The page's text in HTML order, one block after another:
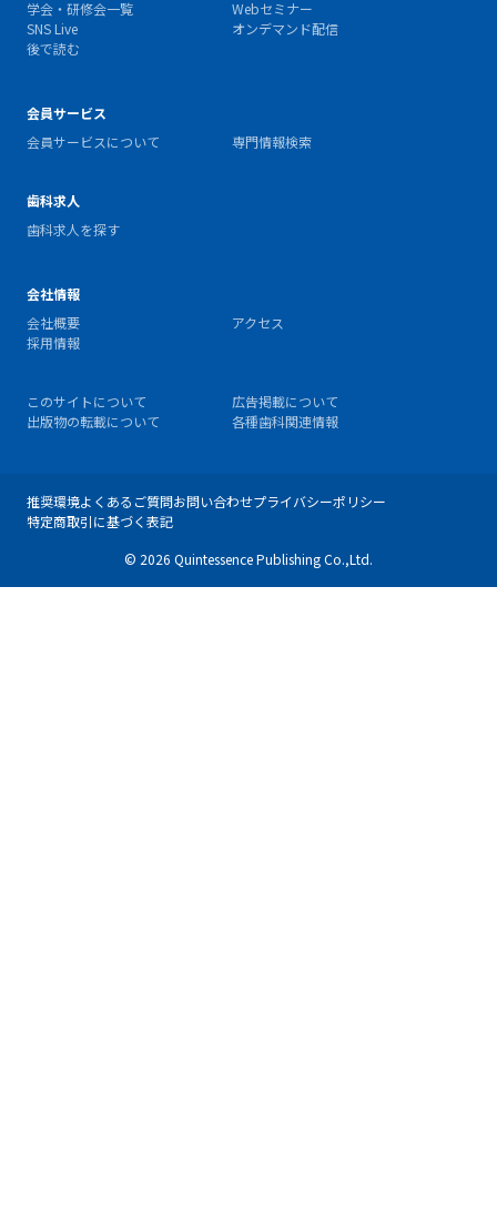
学会・研修会一覧
Webセミナー
SNS Live
オンデマンド配信
後で読む
会員サービス
会員サービスについて
専門情報検索
歯科求人
歯科求人を探す
会社情報
会社概要
アクセス
採用情報
このサイトについて
広告掲載について
出版物の転載について
各種歯科関連情報
推奨環境よくあるご質問お問い合わせプライバシーポリシー
特定商取引に基づく表記
© 2026 Quintessence Publishing Co.,Ltd.